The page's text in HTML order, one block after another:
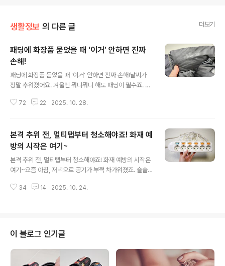
생활정보 의 다른 글 더보기
패딩에 화장품 묻었을 때 ‘이거’ 안하면 진짜
손해!
패딩에 화장품 묻었을 때 ‘이거’ 안하면 진짜 손해!날씨가
정말 추워졌어요. 겨울엔 뭐니뭐니 해도 패딩이 필수죠. 근
기고, 지우면 또 생기고 물세탁하자니 부담스럽고, 세탁소
장품 자국때문에 고민하는 분들이 많더라고요. 특히 파운
데이션이나 쿠션처럼 유분이 있는 제품은 일반 세제로 빨
아도 쉽게 지워지지 않아요. 하지만 잠깐! 딱 1분이면 세탁
소 갈 일 없이 깨끗하게 해결된답니다. 이거 한장마만 있으
면 돼요~ 화장을 지울 때 사용하는 클렌징티슈예요. 얼룩
진 부분을 살살 닦아주기만 하면 되고요. 다른 세제나..
72 22 2025. 10. 28.
본격 추위 전, 멀티탭부터 청소해야죠! 화재 예
방의 시작은 여기~
본격 추위 전, 멀티탭부터 청소해야죠! 화재 예방의 시작은
여기~요즘 아침, 저녁으로 공기가 부쩍 차가워졌죠. 슬슬
쓰기 시작할 텐데요. 그 전에 꼭 한가지 점검해야 할 게 있
먼지가 습기나 정전기와 만나면 화재 위험으로 이어질 수
있어요. 특히 겨울처럼 전력 사용이 많아지는 시기에는 한
번의 부주의가 큰 사고로 이어질 수도 있죠. 그래서 이맘때
꼭! 멀티탭 상태를 체크하는게 필요해요. 가장 먼저 멀티탭
34 14 2025. 10. 24.
이 블로그 인기글